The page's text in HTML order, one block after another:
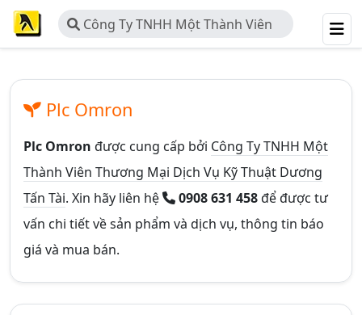
Công Ty TNHH Một Thành Viên
Thương Mại Dịch Vụ Kỹ Thuật
Plc Omron
Plc Omron được cung cấp bởi Công Ty TNHH Một
Thành Viên Thương Mại Dịch Vụ Kỹ Thuật Dương
Tấn Tài. Xin hãy liên hệ 0908 631 458để được tư
vấn chi tiết về sản phẩm và dịch vụ, thông tin báo
giá và mua bán.